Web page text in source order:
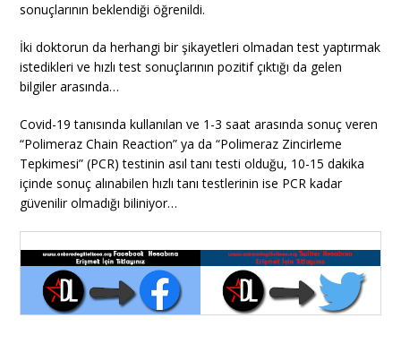
sonuçlarının beklendiği öğrenildi.
İki doktorun da herhangi bir şikayetleri olmadan test yaptırmak
istedikleri ve hızlı test sonuçlarının pozitif çıktığı da gelen
bilgiler arasında…
Covid-19 tanısında kullanılan ve 1-3 saat arasında sonuç veren
“Polimeraz Chain Reaction” ya da “Polimeraz Zincirleme
Tepkimesi” (PCR) testinin asıl tanı testi olduğu, 10-15 dakika
içinde sonuç alınabilen hızlı tanı testlerinin ise PCR kadar
güvenilir olmadığı biliniyor…